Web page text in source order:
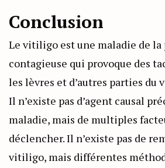
Conclusion
Le vitiligo est une maladie de la
contagieuse qui provoque des
les lèvres et d’autres parties du
Il n’existe pas d’agent causal
maladie, mais de multiples
déclencher. Il n’existe pas de
vitiligo, mais différentes